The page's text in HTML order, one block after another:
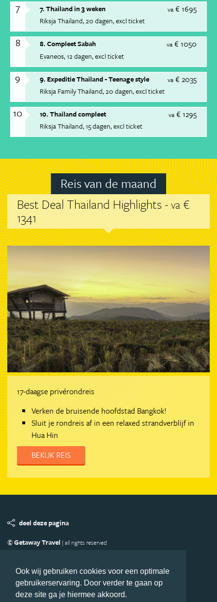
Ook wij gebruiken cookies voor een optimale
gebruikerservaring. Door verder te gaan op
deze site ga je hiermee akkoord.
7 va € 1695
7. Thailand in 3 weken
Riksja Thailand 20 dagen excl ticket
8 va € 1050
8. Compleet Sabah
Evaneos 12 dagen excl ticket
9 va € 2035
9. Expeditie Thailand - Teenage style
Riksja Family Thailand 20 dagen excl ticket
10 va € 1295
10. Thailand compleet
Riksja Thailand 15 dagen excl ticket
Reis van de maand
Best Deal Thailand Highlights -va €
1341
17-daagse privérondreis
Verken de bruisende hoofdstad Bangkok!
Sluit je rondreis af in een relaxed strandverblijf in
Hua Hin
BEKIJK REIS
deel deze pagina
© Getaway Travel | all rights reserved
Copyright
Privacy statement Disclaimer
Cookies
Volg Azie.nl
Nieuwsbrief
Facebook